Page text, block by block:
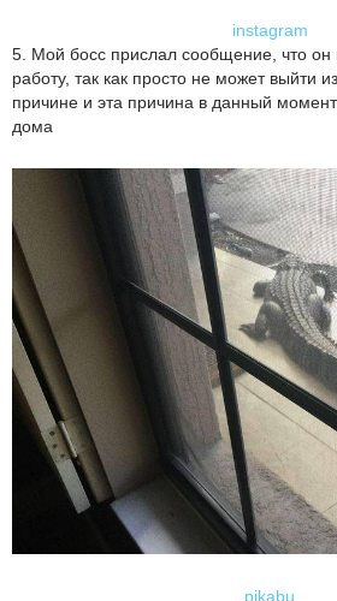
instagram
5. Мой босс прислал сообщение, что он
работу, так как просто не может выйти
причине и эта причина в данный
дома
pikabu